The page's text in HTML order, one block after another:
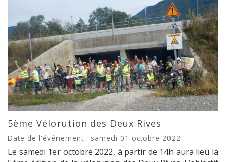
5ème Vélorution des Deux Rives
Date de l'événement : samedi 01 octobre 2022
Le samedi 1er octobre 2022, à partir de 14h aura lieu la